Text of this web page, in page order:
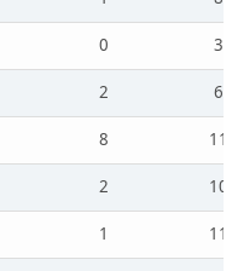
0
3
2
6
8
11
2
10
1
11